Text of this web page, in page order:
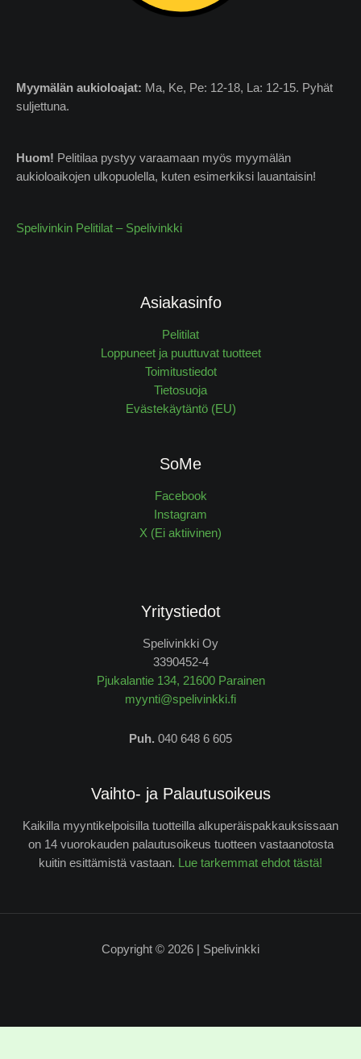
Myymälän aukioloajat: Ma, Ke, Pe: 12-18, La: 12-15. Pyhät
suljettuna.
Huom! Pelitilaa pystyy varaamaan myös myymälän
aukioloaikojen ulkopuolella, kuten esimerkiksi lauantaisin!
Spelivinkin Pelitilat – Spelivinkki
Asiakasinfo
Pelitilat
Loppuneet ja puuttuvat tuotteet
Toimitustiedot
Tietosuoja
Evästekäytäntö (EU)
SoMe
Facebook
Instagram
X (Ei aktiivinen)
Yritystiedot
Spelivinkki Oy
3390452-4
Pjukalantie 134, 21600 Parainen
myynti@spelivinkki.fi
Puh. 040 648 6 605
Vaihto- ja Palautusoikeus
Kaikilla myyntikelpoisilla tuotteilla alkuperäispakkauksissaan
on 14 vuorokauden palautusoikeus tuotteen vastaanotosta
kuitin esittämistä vastaan.
Lue tarkemmat ehdot tästä!
Copyright © 2026 | Spelivinkki